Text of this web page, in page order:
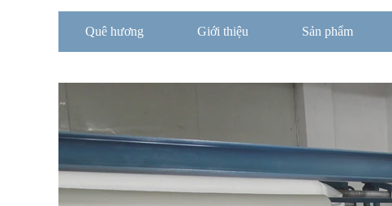
Quê hương Giới thiệu Sản phẩm